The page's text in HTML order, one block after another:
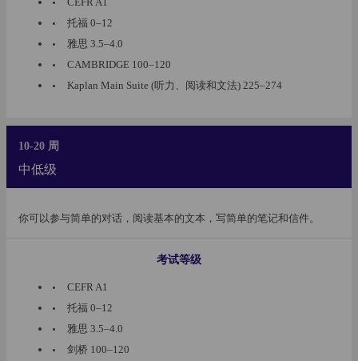
托福 0–12
雅思 3.5–4.0
CAMBRIDGE 100–120
Kaplan Main Suite (听力、阅读和文法) 225–274
10-20 周
中低级
你可以参与简单的对话，阅读基本的文本，写简单的笔记和信件。
考试等级
CEFR A1
托福 0–12
雅思 3.5–4.0
剑桥 100–120